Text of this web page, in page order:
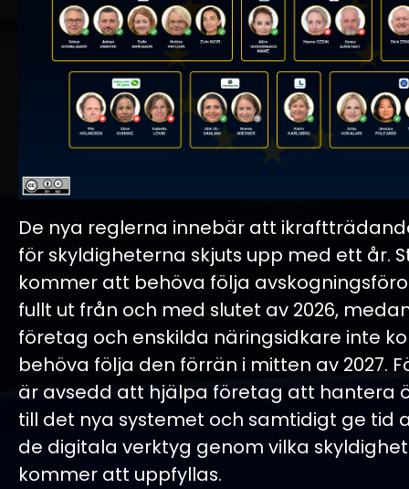
De nya reglerna innebär att
för skyldigheterna skjuts upp med ett år.
kommer att behöva följa
fullt ut från och med slutet av 2026,
företag och enskilda näringsidkare inte
behöva följa den förrän i mitten av 2027.
är avsedd att hjälpa företag att hantera
till det nya systemet och samtidigt ge tid
de digitala verktyg genom vilka
kommer att uppfyllas.